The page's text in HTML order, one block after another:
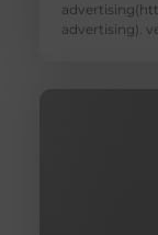
advertising).